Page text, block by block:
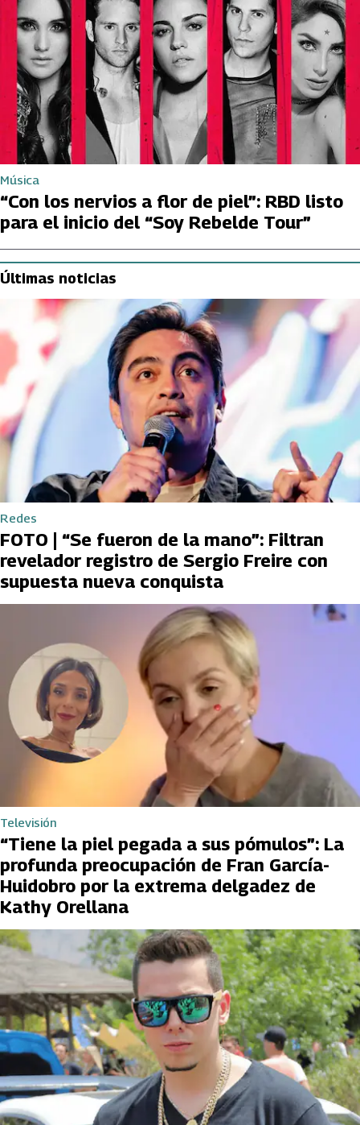
Música
“Con los nervios a flor de piel”: RBD listo
para el inicio del “Soy Rebelde Tour”
Últimas noticias
Redes
FOTO | “Se fueron de la mano”: Filtran
revelador registro de Sergio Freire con
supuesta nueva conquista
Televisión
“Tiene la piel pegada a sus pómulos”: La
profunda preocupación de Fran García-
Huidobro por la extrema delgadez de
Kathy Orellana